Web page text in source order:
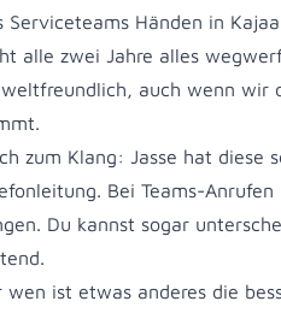
Serviceteams Händen in
alle zwei Jahre alles
auch wenn wir
zum Klang: Jasse hat diese
Bei Teams-
Du kannst sogar
wen ist etwas anderes die